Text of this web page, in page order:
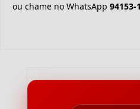
ou chame no WhatsApp 94153-